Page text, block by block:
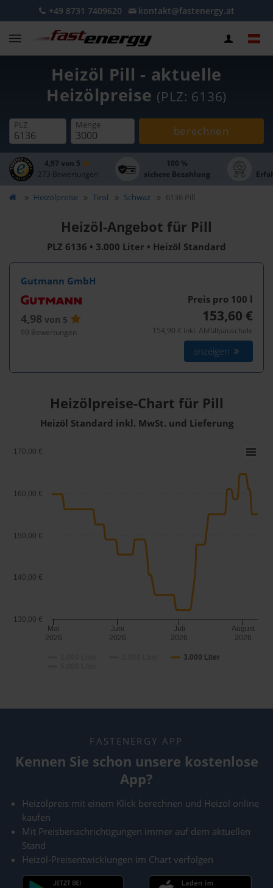
+49 8731 7409620 kontakt@fastenergy.at
Heizöl Pill - aktuelle
Heizölpreise (PLZ: 6136)
PLZ Menge berechnen
4,97 von 5
273 Bewertungen
100 %
sichere Bezahlung
Heizölpreise Tirol Schwaz 6136 Pill
Heizöl-Angebot für Pill
PLZ 6136 • 3.000 Liter • Heizöl Standard
Gutmann GmbH
4,98 von 5
99 Bewertungen
Preis pro 100 l
153,60 €
154,90 € inkl. Abfüllpauschale
anzeigen
Heizölpreise-Chart für Pill
Heizöl Standard inkl. MwSt. und Lieferung
3.000 Liter
Mai
2026
Juni
2026
Juli
2026
August
2026
130,00 €
140,00 €
150,00 €
160,00 €
170,00 €
FASTENERGY APP
Kennen Sie schon unsere kostenlose
App?
Heizölpreis mit einem Klick berechnen und Heizöl online
kaufen
Mit Preisbenachrichtigungen immer auf dem aktuellen
Stand
Heizöl-Preisentwicklungen im Chart verfolgen